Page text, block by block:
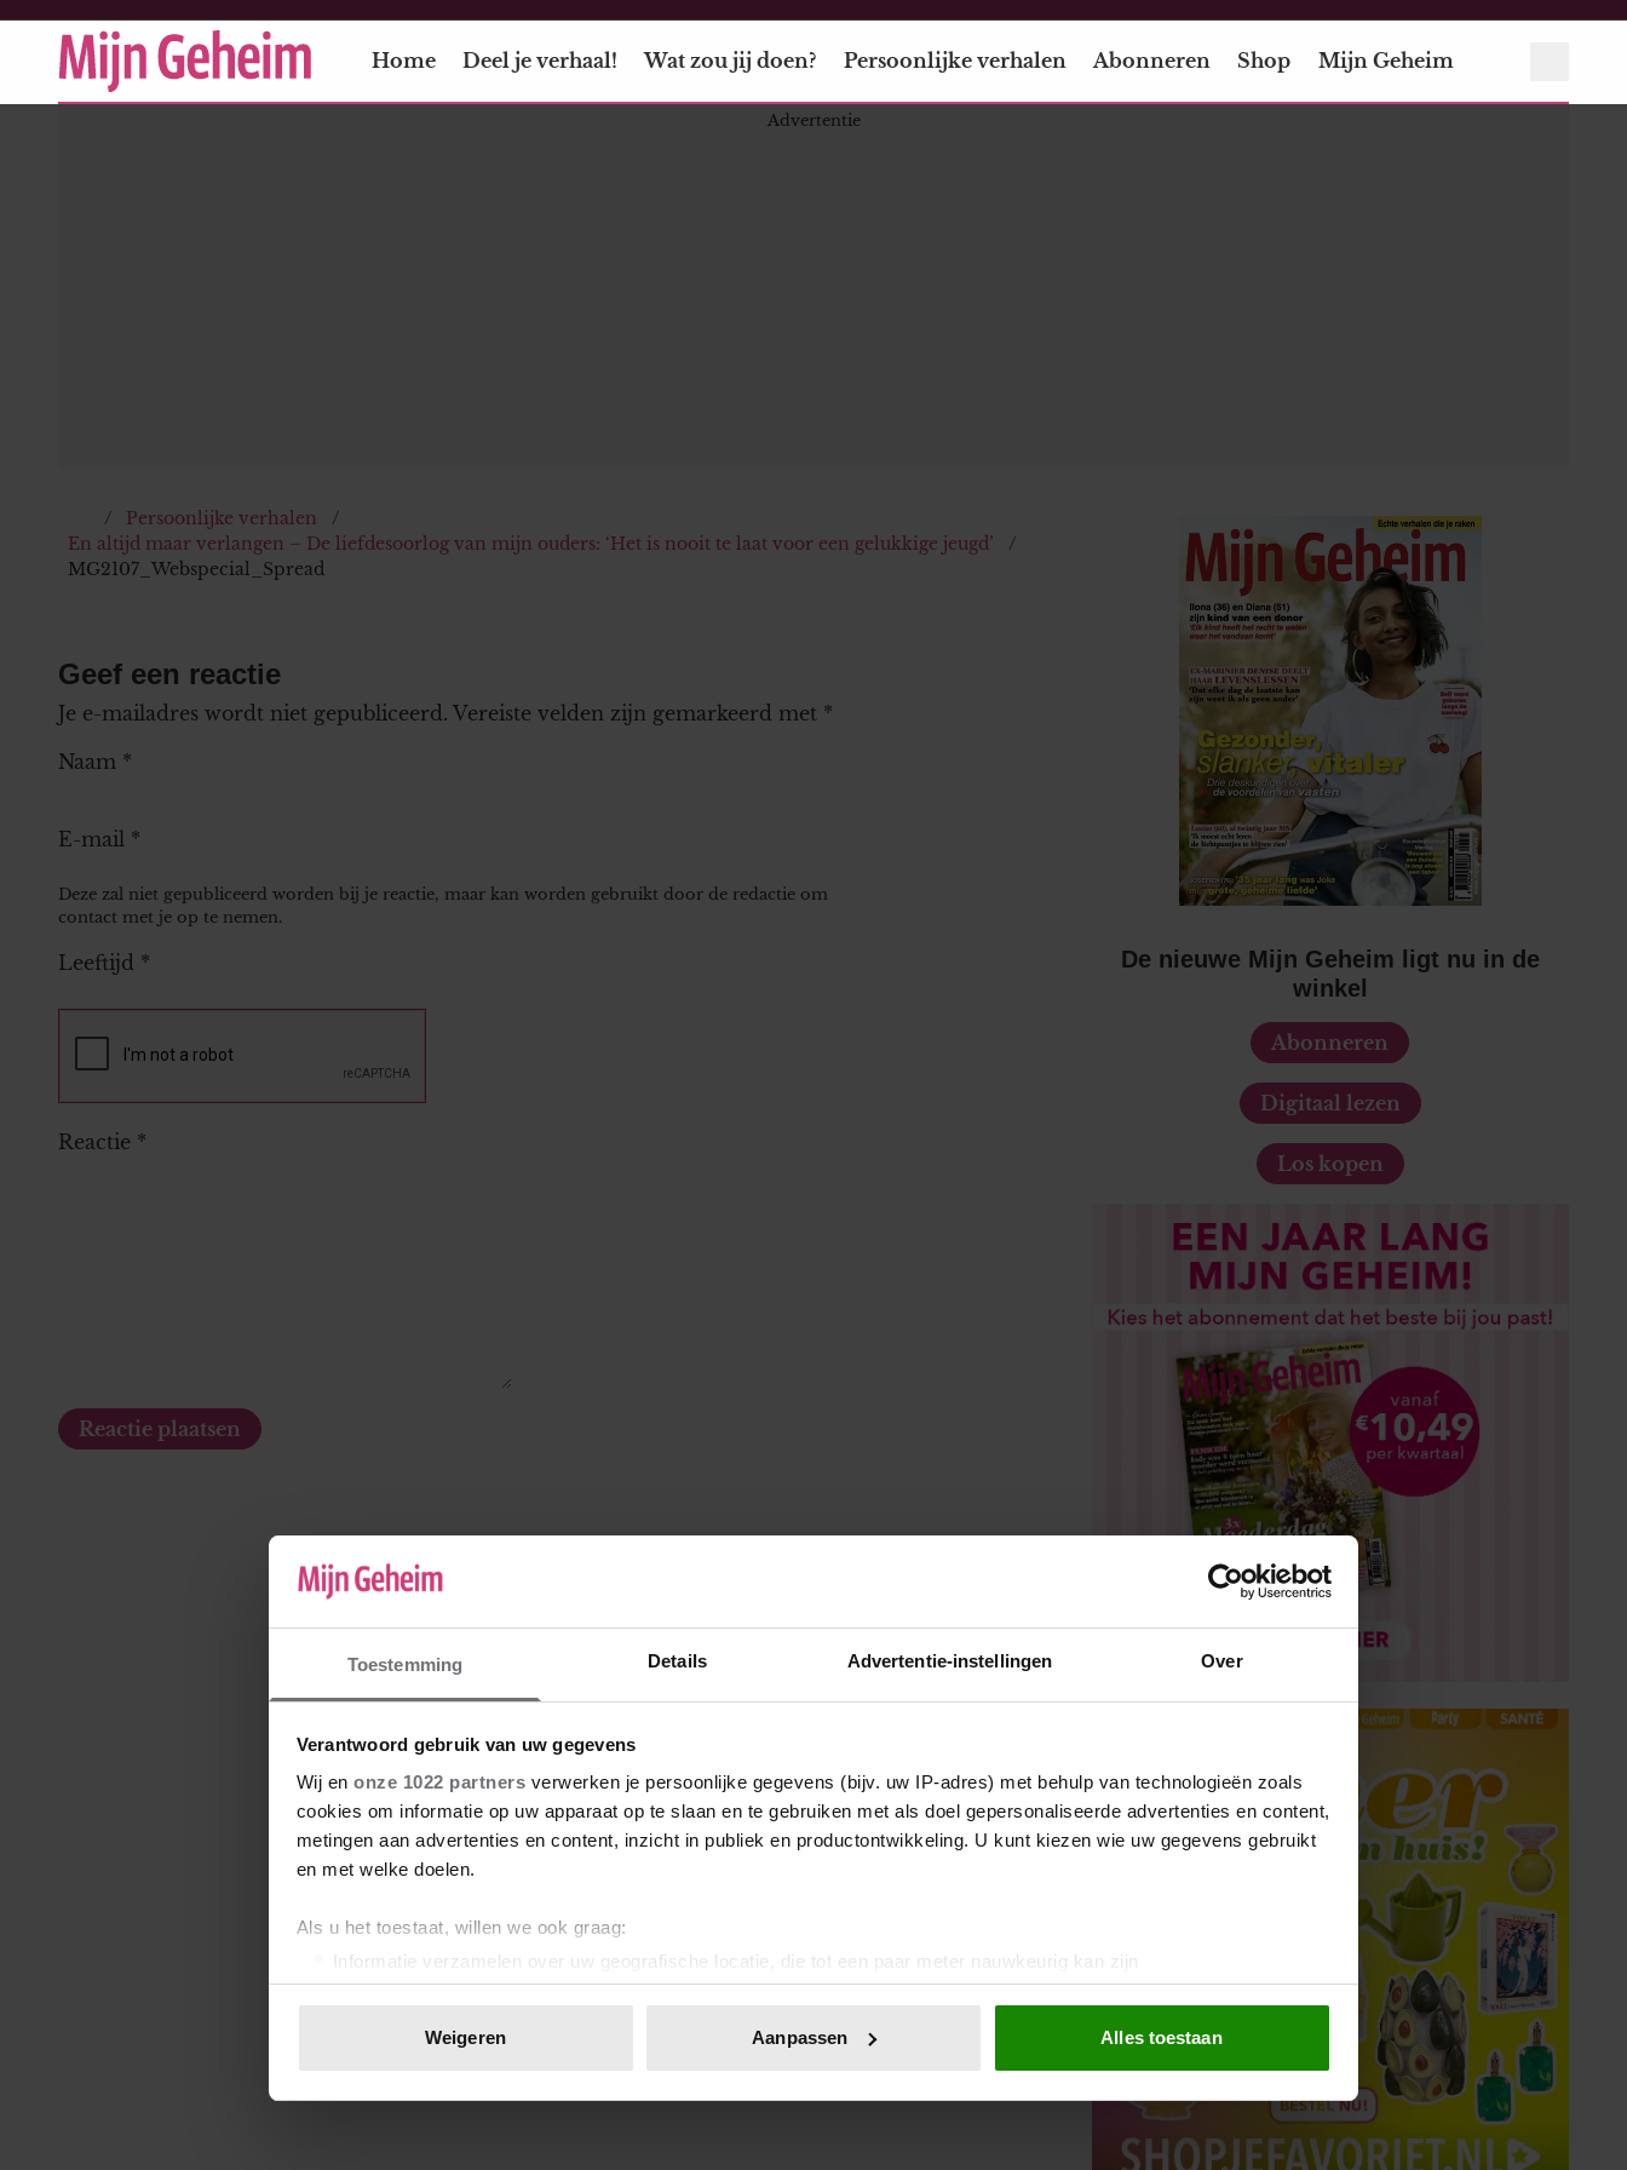
Toestemming Details Advertentie-instellingen Over
Verantwoord gebruik van uw gegevens
Wij en onze 1022 partners verwerken je persoonlijke gegevens (bijv. uw IP-adres) met behulp van technologieën zoals
cookies om informatie op uw apparaat op te slaan en te gebruiken met als doel gepersonaliseerde advertenties en content,
metingen aan advertenties en content, inzicht in publiek en productontwikkeling. U kunt kiezen wie uw gegevens gebruikt
en met welke doelen.
Als u het toestaat, willen we ook graag:
Informatie verzamelen over uw geografische locatie, die tot een paar meter nauwkeurig kan zijn
Uw apparaat identificeren door het actief te scannen op specifieke eigenschappen (fingerprinting)
toestemming op elk moment wijzigen of intrekken in de Cookieverklaring.
We gebruiken cookies om content en advertenties te personaliseren, om functies voor social media te bieden en om ons
websiteverkeer te analyseren. Ook delen we informatie over uw gebruik van onze site met onze partners voor social
Weigeren Aanpassen Alles toestaan
Home Deel je verhaal! Wat zou jij doen? Persoonlijke verhalen Abonneren Shop Mijn Geheim
Persoonlijke verhalen
En altijd maar verlangen – De liefdesoorlog van mijn ouders: ‘Het is nooit te laat voor een gelukkige jeugd’
MG2107_Webspecial_Spread
Geef een reactie
Je e-mailadres wordt niet gepubliceerd. Vereiste velden zijn gemarkeerd met *
Naam *
E-mail *
Deze zal niet gepubliceerd worden bij je reactie, maar kan worden gebruikt door de redactie om
contact met je op te nemen.
Leeftijd *
Reactie *
De nieuwe Mijn Geheim ligt nu in de
winkel
Abonneren
Digitaal lezen
Los kopen